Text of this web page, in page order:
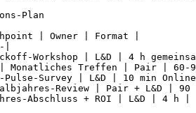
Plan
| Owner | Format |
Workshop | L&D | 4 h
| Monatliches Treffen | Pair | 60-
Pulse-Survey | L&D | 10 min
Review | Pair + L&D |
Abschluss + ROI | L&D | 4 h |